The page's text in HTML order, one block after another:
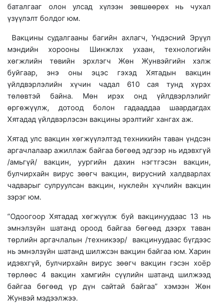
баталгааг олон улсад хүлээн зөвшөөрөх нь чухал
үзүүлэлт болдог юм.
Вакцины судалгааны багийн ахлагч, Үндэсний Эрүүл
мэндийн хорооны Шинжлэх ухаан, технологийн
хөгжлийн төвийн эрхлэгч Жөн Жунвэйгийн хэлж
буйгаар, энэ оны эцэс гэхэд Хятадын вакцин
үйлдвэрлэлийн хүчин чадал 610 сая тунд хүрэх
төлөвтэй байна. Мөн ирэх онд үйлдвэрлэлийг
өргөжүүлж, дотоод болон гадааддаа шаардагдах
Хятадад үйлдвэрлэсэн вакцины эрэлтийг хангах аж.
Хятад улс вакцин хөгжүүлэлтэд техникийн таван үндсэн
аргачлалаар ажиллаж байгаа бөгөөд эдгээр нь идэвхгүй
/амьгүй/ вакцин, уургийн дахин нэгтгэсэн вакцин,
булчирхайн вирус зөөгч вакцин, вирусний халдварлах
чадварыг сулруулсан вакцин, нуклейн хүчлийн вакцин
зэрэг юм.
“Одоогоор Хятадад хөгжүүлж буй вакцинуудаас 13 нь
эмнэлзүйн шатанд ороод байгаа бөгөөд дээрх таван
төрлийн аргачлалын /техникээр/ вакцинуудаас бүгдээс
нь эмнэлзүйн шатанд шилжсэн вакцин байгаа юм. Харин
идэвхгүй, булчирхайн вирус зөөгч вакцин гэсэн хоёр
төрлөөс 4 вакцин хамгийн сүүлийн шатанд шилжээд
байгаа бөгөөд үр дүн сайтай байгаа” хэмээн Жөн
Жунвэй мэдээлжээ.